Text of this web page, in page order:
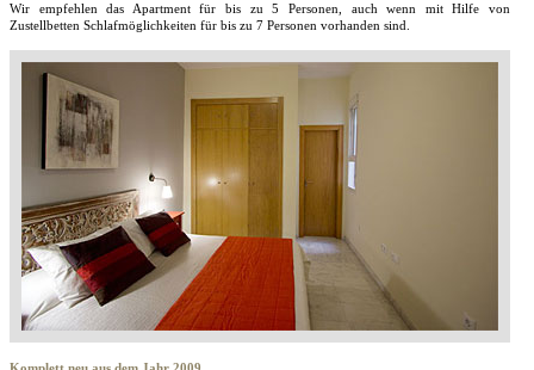
Wir empfehlen das Apartment für bis zu 5 Personen, auch wenn mit Hilfe von
Zustellbetten Schlafmöglichkeiten für bis zu 7 Personen vorhanden sind.